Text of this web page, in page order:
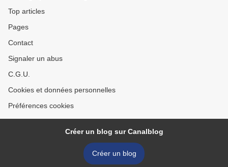
Top articles
Pages
Contact
Signaler un abus
C.G.U.
Cookies et données personnelles
Préférences cookies
Créer un blog sur Canalblog
Créer un blog